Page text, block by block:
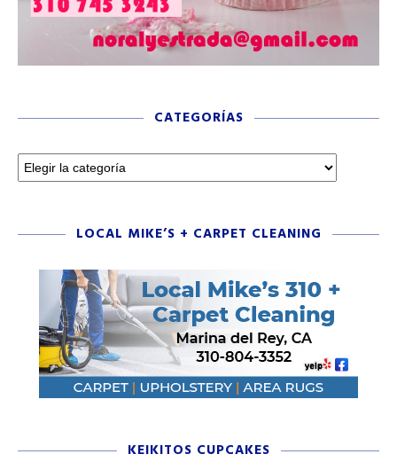
CATEGORÍAS
LOCAL MIKE’S + CARPET CLEANING
KEIKITOS CUPCAKES